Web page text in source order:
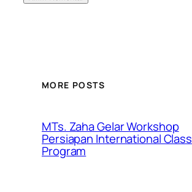
MORE POSTS
MTs. Zaha Gelar Workshop
Persiapan International Class
Program